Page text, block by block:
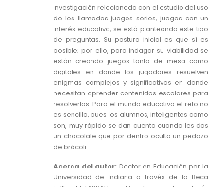
investigación relacionada con el estudio del uso
de los llamados juegos serios, juegos con un
interés educativo, se está planteando este tipo
de preguntas. Su postura inicial es que sí es
posible; por ello, para indagar su viabilidad se
están creando juegos tanto de mesa como
digitales en donde los jugadores resuelven
enigmas complejos y significativos en donde
necesitan aprender contenidos escolares para
resolverlos. Para el mundo educativo el reto no
es sencillo, pues los alumnos, inteligentes como
son, muy rápido se dan cuenta cuando les das
un chocolate que por dentro oculta un pedazo
de brócoli.
Acerca del autor: Doctor en Educación por la
Universidad de Indiana a través de la Beca